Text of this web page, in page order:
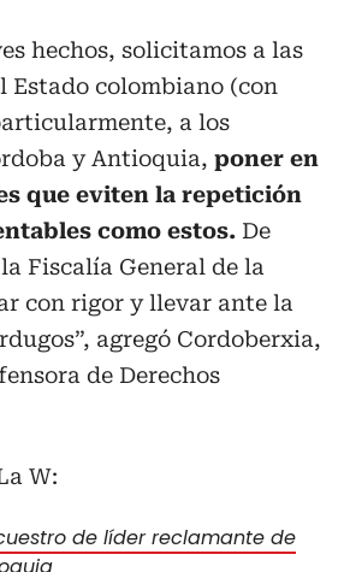
hechos, solicitamos a las
Estado colombiano (con
a los
y Antioquia, poner en
que eviten la repetición
como estos. De
Fiscalía General de la
con rigor y llevar ante la
agregó Cordoberxia,
de Derechos
W:
de líder reclamante de